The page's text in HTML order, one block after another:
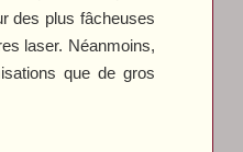
des plus fâcheuses
laser. Néanmoins,
que de gros